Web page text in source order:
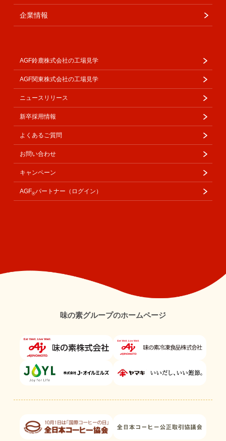
企業情報
AGF鈴鹿株式会社の工場見学
AGF関東株式会社の工場見学
ニュースリリース
新卒採用情報
よくあるご質問
お問い合わせ
キャンペーン
AGF®パートナー（ログイン）
味の素グループのホームページ